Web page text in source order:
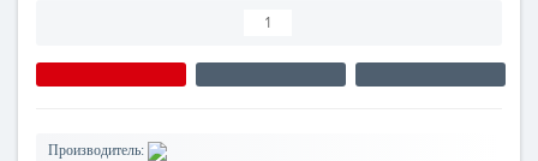
Производитель: